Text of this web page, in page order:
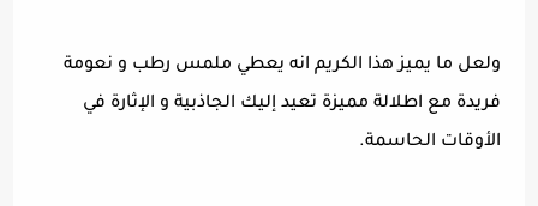
ولعل ما يميز هذا الكريم انه يعطي ملمس رطب و نعومة
فريدة مع اطلالة مميزة تعيد إليك الجاذبية و الإثارة في
الأوقات الحاسمة.